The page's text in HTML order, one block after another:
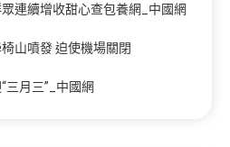
連續增收甜心查包養網_中國網
山噴發 迫使機場關閉
三月三”_中國網